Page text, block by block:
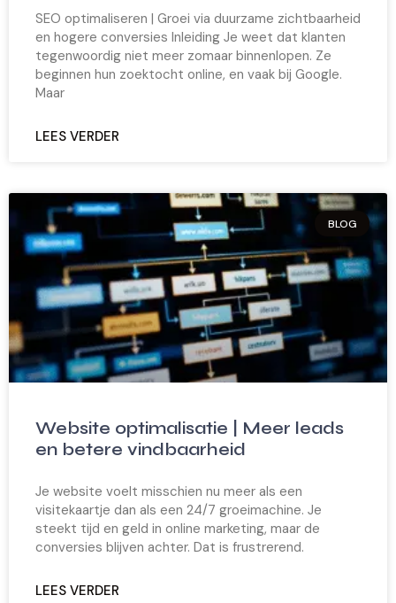
SEO optimaliseren | Groei via duurzame zichtbaarheid
en hogere conversies Inleiding Je weet dat klanten
tegenwoordig niet meer zomaar binnenlopen. Ze
beginnen hun zoektocht online, en vaak bij Google.
Maar
LEES VERDER
BLOG
Website optimalisatie | Meer leads
en betere vindbaarheid
Je website voelt misschien nu meer als een
visitekaartje dan als een 24/7 groeimachine. Je
steekt tijd en geld in online marketing, maar de
conversies blijven achter. Dat is frustrerend.
LEES VERDER